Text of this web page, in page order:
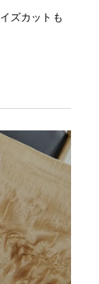
ズカットも